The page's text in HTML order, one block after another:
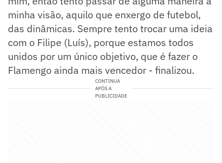
minha visão, aquilo que enxergo de futebol,
das dinâmicas. Sempre tento trocar uma ideia
com o Filipe (Luís), porque estamos todos
unidos por um único objetivo, que é fazer o
Flamengo ainda mais vencedor - finalizou.
CONTINUA
APÓS A
PUBLICIDADE